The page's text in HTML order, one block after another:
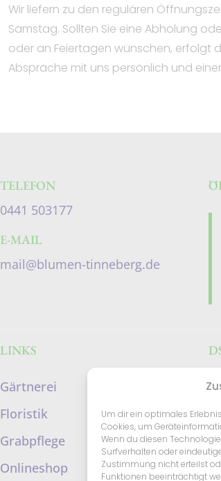
Um dir ein optimales
Cookies, um
Wenn du diesen
Surfverhalten oder
Zustimmung nicht erteilst
Funktionen beeinträchtigt
Wir liefern zu den regulären
Samstag. Sollten Sie eine Abholung
oder an Feiertagen wünschen, erfolgt
Absprache mit uns persönlich und
TELEFON
0441 503177
E-MAIL
mail@blumen-tinneberg.de
LINKS
Gärtnerei
Floristik
Grabpflege
Onlineshop